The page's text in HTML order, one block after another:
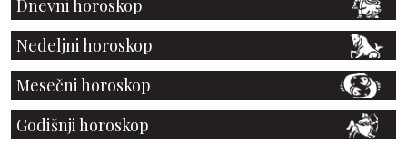
Dnevni horoskop
Nedeljni horoskop
Mesečni horoskop
Godišnji horoskop